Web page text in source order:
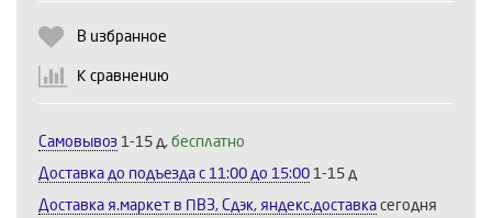
Продолжить
В избранное
К сравнению
Самовывоз 1-15 д, бесплатно
Доставка до подъезда c 11:00 до 15:00 1-15 д
Доставка я.маркет в ПВЗ, Сдэк, яндекс.доставка сегодня